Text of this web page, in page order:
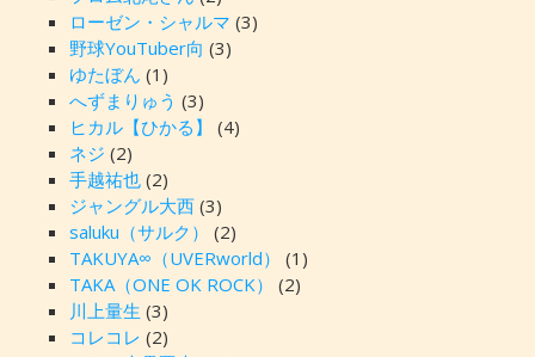
ローゼン・シャルマ (3)
野球YouTuber向 (3)
ゆたぼん (1)
へずまりゅう (3)
ヒカル【ひかる】
(4)
ネジ (2)
手越祐也(2)
ジャングル大西(3)
saluku（サルク）
(2)
TAKUYA∞（UVERworld）
(1)
TAKA（ONE OK ROCK）
(2)
川上量生 (3)
コレコレ (2)